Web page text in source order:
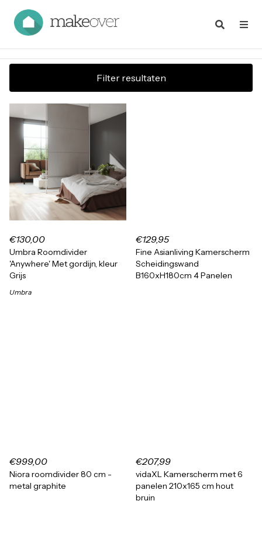
Filter resultaten
€130,00
Umbra Roomdivider
'Anywhere' Met gordijn, kleur
Grijs
Umbra
€129,95
Fine Asianliving Kamerscherm
Scheidingswand
B160xH180cm 4 Panelen
€999,00
Niora roomdivider 80 cm -
metal graphite
€207,99
vidaXL Kamerscherm met 6
panelen 210x165 cm hout
bruin